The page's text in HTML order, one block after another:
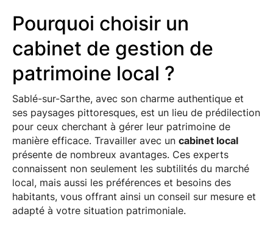
Pourquoi choisir un
cabinet de gestion de
patrimoine local ?
Sablé-sur-Sarthe, avec son charme authentique et
ses paysages pittoresques, est un lieu de prédilection
pour ceux cherchant à gérer leur patrimoine de
manière efficace. Travailler avec un cabinet local
présente de nombreux avantages. Ces experts
connaissent non seulement les subtilités du marché
local, mais aussi les préférences et besoins des
habitants, vous offrant ainsi un conseil sur mesure et
adapté à votre situation patrimoniale.